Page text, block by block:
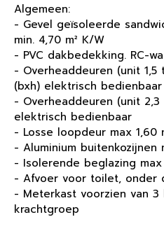
Algemeen:
- Gevel geïsoleerde
min. 4,70 m² K/W
- PVC dakbedekking. RC-
- Overheaddeuren (unit
(bxh) elektrisch bedienbaar
- Overheaddeuren (unit
elektrisch bedienbaar
- Losse loopdeur max 1,60
- Aluminium buitenkozijnen
- Isolerende beglazing max
- Afvoer voor toilet, onder
- Meterkast voorzien van 3
krachtgroep